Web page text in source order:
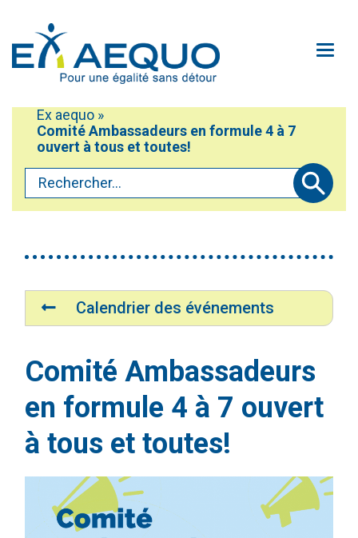
Mobiliser
Participer
Défendre
Accéder au service Oxili
Médias
Faire un don
Plan du site
Vous êtes ici :
Ex aequo »
Comité Ambassadeurs en formule 4 à 7
ouvert à tous et toutes!
Navigation
Calendrier des événements
Comité Ambassadeurs
en formule 4 à 7 ouvert
à tous et toutes!